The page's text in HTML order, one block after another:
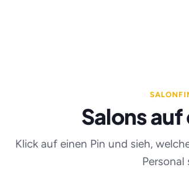
Salons
Klick auf einen Pin und sieh,
Personal